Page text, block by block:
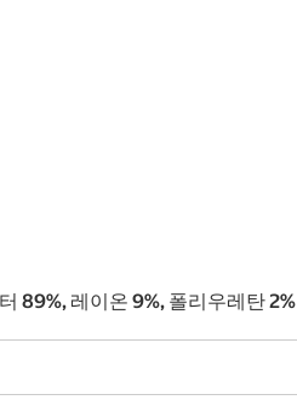
89%, 레이온 9%, 폴리우레탄 2%